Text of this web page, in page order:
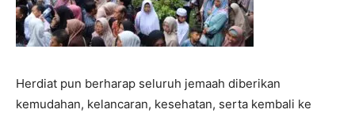
I've read and accept thePrivacy Policy.
Herdiat pun berharap seluruh jemaah diberikan
kemudahan, kelancaran, kesehatan, serta kembali ke